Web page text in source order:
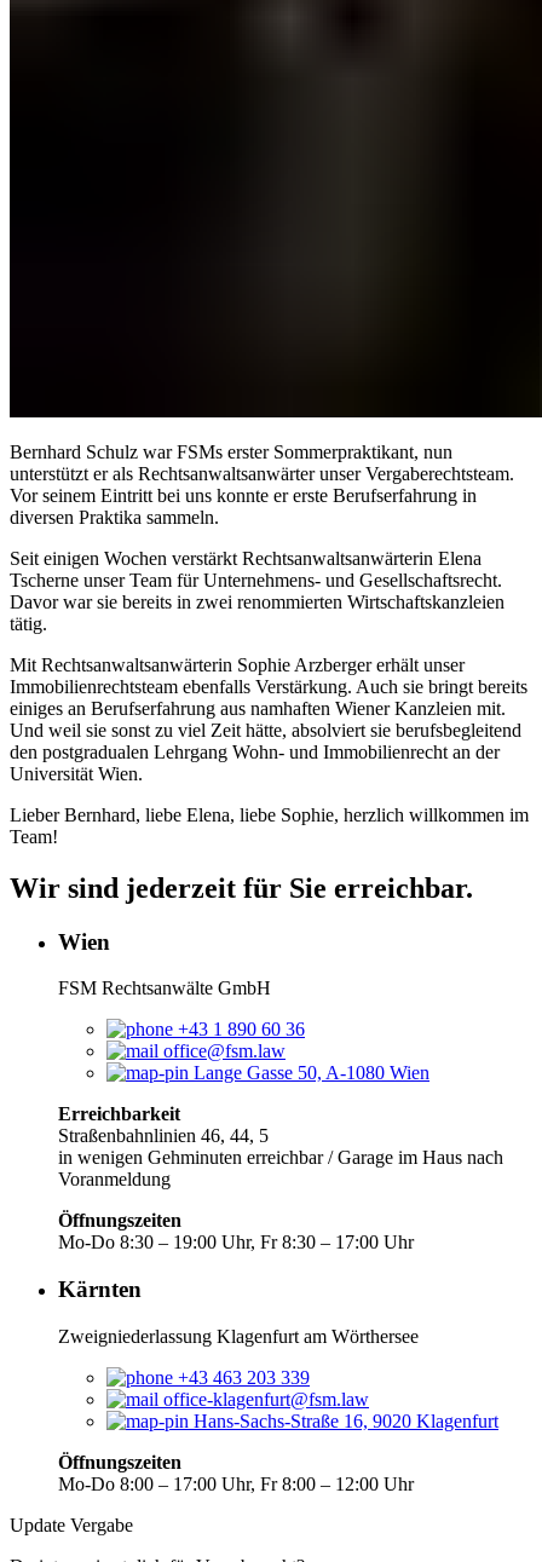
Bernhard Schulz war FSMs erster Sommerpraktikant, nun
unterstützt er als Rechtsanwaltsanwärter unser Vergaberechtsteam.
Vor seinem Eintritt bei uns konnte er erste Berufserfahrung in
diversen Praktika sammeln.
Seit einigen Wochen verstärkt Rechtsanwaltsanwärterin Elena
Tscherne unser Team für Unternehmens- und Gesellschaftsrecht.
Davor war sie bereits in zwei renommierten Wirtschaftskanzleien
tätig.
Mit Rechtsanwaltsanwärterin Sophie Arzberger erhält unser
Immobilienrechtsteam ebenfalls Verstärkung. Auch sie bringt bereits
einiges an Berufserfahrung aus namhaften Wiener Kanzleien mit.
Und weil sie sonst zu viel Zeit hätte, absolviert sie berufsbegleitend
den postgradualen Lehrgang Wohn- und Immobilienrecht an der
Universität Wien.
Lieber Bernhard, liebe Elena, liebe Sophie, herzlich willkommen im
Team!
Wir sind jederzeit für Sie erreichbar.
Wien
FSM Rechtsanwälte GmbH
+43 1 890 60 36
office@fsm.law
Lange Gasse 50, A-1080 Wien
Erreichbarkeit
Straßenbahnlinien 46, 44, 5
in wenigen Gehminuten erreichbar / Garage im Haus nach
Voranmeldung
Öffnungszeiten
Mo-Do 8:30 – 19:00 Uhr, Fr 8:30 – 17:00 Uhr
Kärnten
Zweigniederlassung Klagenfurt am Wörthersee
+43 463 203 339
office-klagenfurt@fsm.law
Hans-Sachs-Straße 16, 9020 Klagenfurt
Öffnungszeiten
Mo-Do 8:00 – 17:00 Uhr, Fr 8:00 – 12:00 Uhr
Update Vergabe